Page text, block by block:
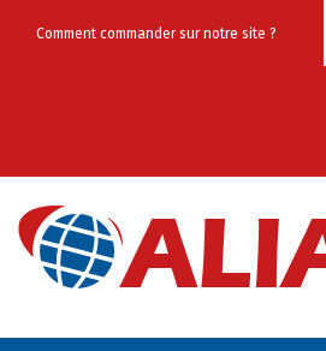
Comment commander sur notre site ?